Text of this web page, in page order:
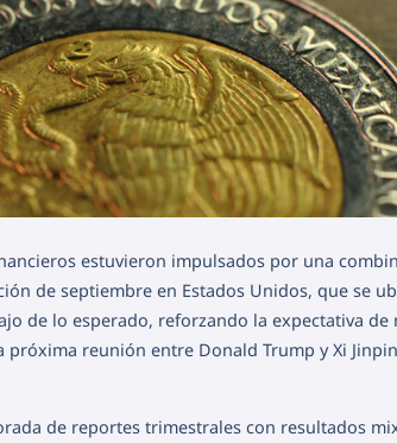
estuvieron impulsados por una
de septiembre en Estados Unidos, que se
de lo esperado, reforzando la expectativa de
reunión entre Donald Trump y Xi
de reportes trimestrales con resultados